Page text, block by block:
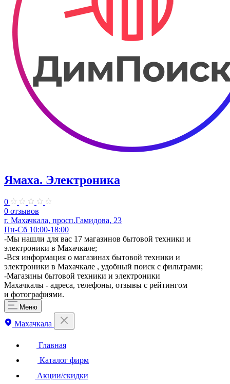
Ямаха. Электроника
0
0 отзывов
г. Махачкала, просп.Гамидова, 23
Пн-Сб 10:00-18:00
-Мы нашли для вас 17 магазинов бытовой техники и
электроники в Махачкале;
-Вся информация о магазинах бытовой техники и
электроники в Махачкале , удобный поиск с фильтрами;
-Магазины бытовой техники и электроники
Махачкалы - адреса, телефоны, отзывы с рейтингом
и фотографиями.
Меню
Махачкала
Главная
Каталог фирм
Акции/скидки